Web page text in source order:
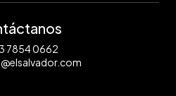
7854 0662